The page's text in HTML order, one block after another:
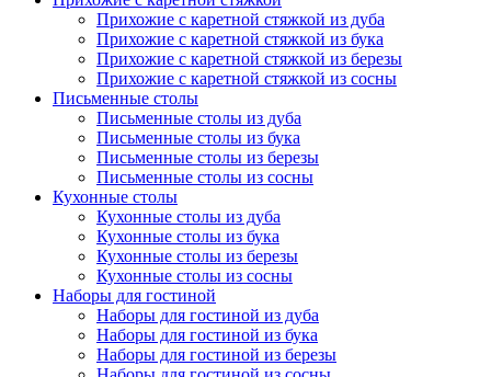
Прихожие с каретной стяжкой из дуба
Прихожие с каретной стяжкой из бука
Прихожие с каретной стяжкой из березы
Прихожие с каретной стяжкой из сосны
Письменные столы
Письменные столы из дуба
Письменные столы из бука
Письменные столы из березы
Письменные столы из сосны
Кухонные столы
Кухонные столы из дуба
Кухонные столы из бука
Кухонные столы из березы
Кухонные столы из сосны
Наборы для гостиной
Наборы для гостиной из дуба
Наборы для гостиной из бука
Наборы для гостиной из березы